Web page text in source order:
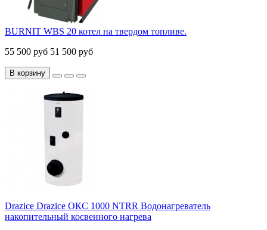
BURNIT WBS 20 котел на твердом топливе.
55 500 руб 51 500 руб
В корзину
Drazice Drazice ОКС 1000 NTRR Водонагреватель
накопительный косвенного нагрева